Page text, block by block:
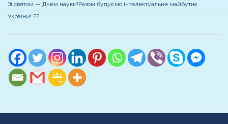
Зі святом — Днем науки!Разом будуємо інтелектуальне майбутнє
України! ??